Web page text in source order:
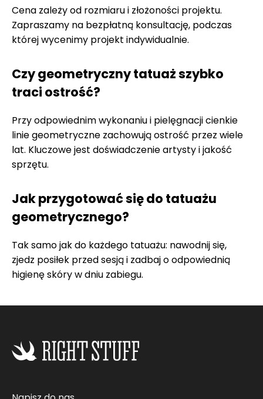
Cena zależy od rozmiaru i złożoności projektu.
Zapraszamy na bezpłatną konsultację, podczas
której wycenimy projekt indywidualnie.
Czy geometryczny tatuaż szybko
traci ostrość?
Przy odpowiednim wykonaniu i pielęgnacji cienkie
linie geometryczne zachowują ostrość przez wiele
lat. Kluczowe jest doświadczenie artysty i jakość
sprzętu.
Jak przygotować się do tatuażu
geometrycznego?
Tak samo jak do każdego tatuażu: nawodnij się,
zjedz posiłek przed sesją i zadbaj o odpowiednią
higienę skóry w dniu zabiegu.